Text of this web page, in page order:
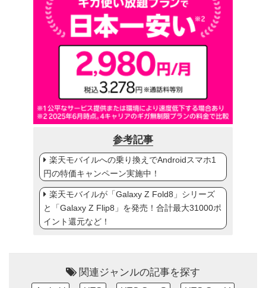
参考記事
楽天モバイルへの乗り換えでAndroidスマホ1
円の特価キャンペーン実施中！
楽天モバイルが「Galaxy Z Fold8」シリーズ
と「Galaxy Z Flip8」を発売！合計最大31000ポ
イント還元など！
関連ジャンルの記事を探す